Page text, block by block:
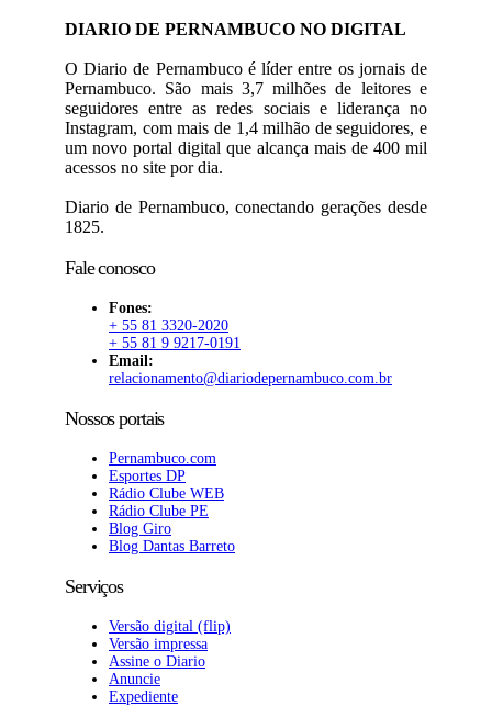
DIARIO DE PERNAMBUCO NO DIGITAL
O Diario de Pernambuco é líder entre os jornais de
Pernambuco. São mais 3,7 milhões de leitores e
seguidores entre as redes sociais e liderança no
Instagram, com mais de 1,4 milhão de seguidores, e
um novo portal digital que alcança mais de 400 mil
acessos no site por dia.
Diario de Pernambuco, conectando gerações desde
1825.
Fale conosco
Fones:
+ 55 81 3320-2020
+ 55 81 9 9217-0191
Email:
relacionamento@diariodepernambuco.com.br
Nossos portais
Pernambuco.com
Esportes DP
Rádio Clube WEB
Rádio Clube PE
Blog Giro
Blog Dantas Barreto
Serviços
Versão digital (flip)
Versão impressa
Assine o Diario
Anuncie
Expediente